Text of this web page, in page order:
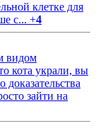
клетке для
с... +4
видом
кота украли, вы
зайти на